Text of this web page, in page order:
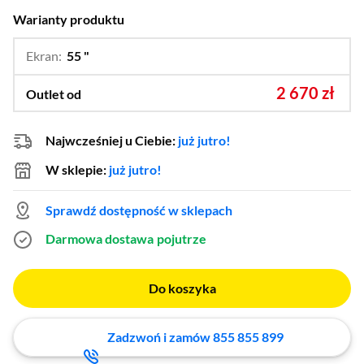
Warianty produktu
Ekran: 55 "
Outlet od 2 670 zł
Najwcześniej u Ciebie: już jutro!
W sklepie: już jutro!
Sprawdź dostępność w sklepach
Darmowa dostawa pojutrze
Do koszyka
Zadzwoń i zamów 855 855 899